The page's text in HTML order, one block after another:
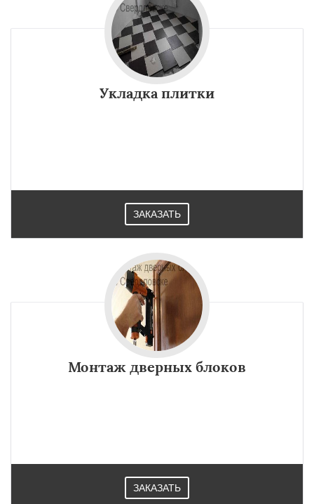
Укладка плитки
ЗАКАЗАТЬ
Монтаж дверных блоков
ЗАКАЗАТЬ